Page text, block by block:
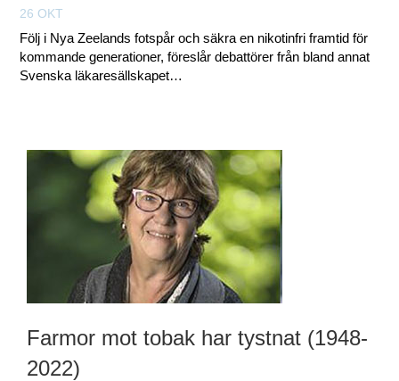
26 OKT
Följ i Nya Zeelands fotspår och säkra en nikotinfri framtid för
kommande generationer, föreslår debattörer från bland annat
Svenska läkaresällskapet…
Farmor mot tobak har tystnat (1948-
2022)